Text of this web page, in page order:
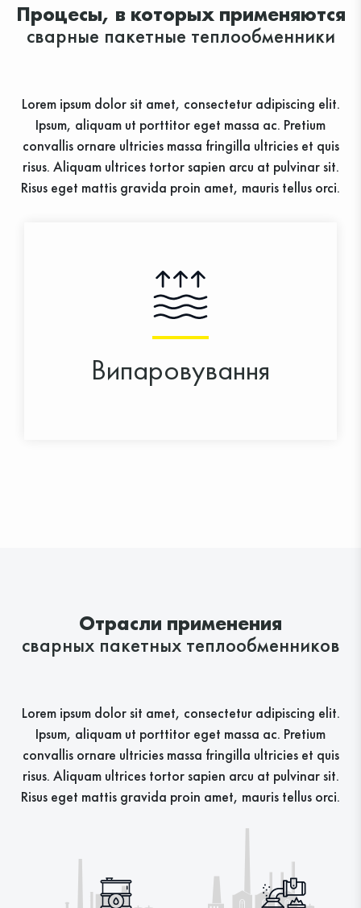
Процесы, в которых применяются
сварные пакетные теплообменники
Lorem ipsum dolor sit amet, consectetur adipiscing elit.
Ipsum, aliquam ut porttitor eget massa ac. Pretium
convallis ornare ultricies massa fringilla ultricies et quis
risus. Aliquam ultrices tortor sapien arcu at pulvinar sit.
Risus eget mattis gravida proin amet, mauris tellus orci.
Випаровування
Отрасли применения
сварных пакетных теплообменников
Lorem ipsum dolor sit amet, consectetur adipiscing elit.
Ipsum, aliquam ut porttitor eget massa ac. Pretium
convallis ornare ultricies massa fringilla ultricies et quis
risus. Aliquam ultrices tortor sapien arcu at pulvinar sit.
Risus eget mattis gravida proin amet, mauris tellus orci.